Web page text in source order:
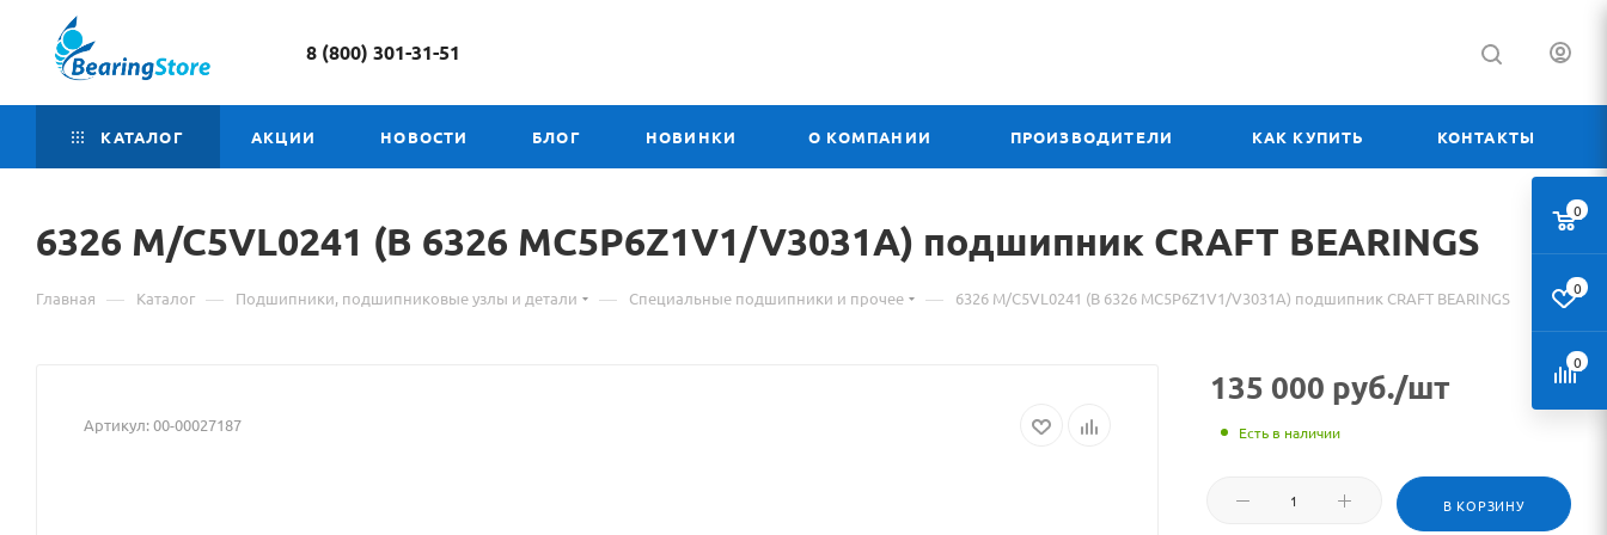
8 (800) 301-31-51
КАТАЛОГ АКЦИИ НОВОСТИ БЛОГ НОВИНКИ О КОМПАНИИ ПРОИЗВОДИТЕЛИ КАК КУПИТЬ КОНТАКТЫ
6326 Материал
о
M/C5VL0241
M/C5VL0241 (B 6326 MC5P6Z1V1/V3031A) подшипник CRAFT BEARINGS
Главная — Каталог — Подшипники, подшипниковые узлы и детали — Специальные подшипники и прочее — 6326 M/C5VL0241 (B 6326 MC5P6Z1V1/V3031A) подшипник CRAFT BEARINGS
Артикул:00-00027187
135 000 руб./шт
Есть в наличии
В КОРЗИНУ
0
0
0